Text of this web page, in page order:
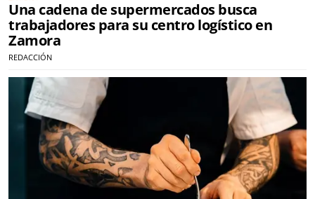
Una cadena de supermercados busca
trabajadores para su centro logístico en
Zamora
REDACCIÓN